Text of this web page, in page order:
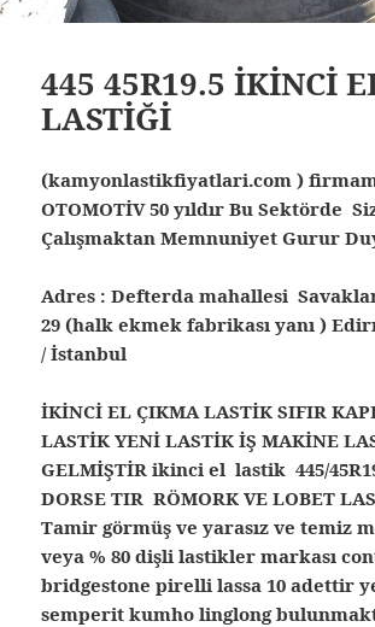
445 45R19.5 İKİNCİ
LASTİĞİ
(kamyonlastikfiyatlari.com )
OTOMOTİV 50 yıldır Bu Sektörde
Çalışmaktan Memnuniyet Gurur
Adres : Defterda mahallesi
29 (halk ekmek fabrikası yanı )
/ İstanbul
İKİNCİ EL ÇIKMA LASTİK SIFIR
LASTİK YENİ LASTİK İŞ MAKİNE
GELMİŞTİR ikinci el lastik 445/
DORSE TIR RÖMORK VE LOBET
Tamir görmüş ve yarasız ve temiz
veya % 80 dişli lastikler markası
bridgestone pirelli lassa 10 adettir
semperit kumho linglong